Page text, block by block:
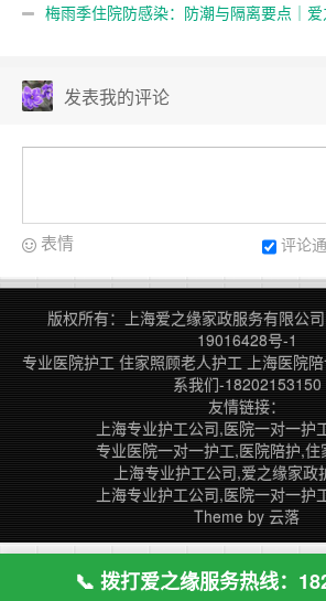
梅雨季住院防感染：防潮与隔离要点｜
发表我的评论
评论
表情
版权所有：上海爱之缘家政服务有限公司
19016428号-1
专业医院护工 住家照顾老人护工 上海医院
系我们-18202153150
友情链接：
上海专业护工公司,医院一对一护
专业医院一对一护工,医院陪护,住
上海专业护工公司,爱之缘家政
上海专业护工公司,医院一对一护
Theme by 云落
📞 拨打爱之缘服务热线：